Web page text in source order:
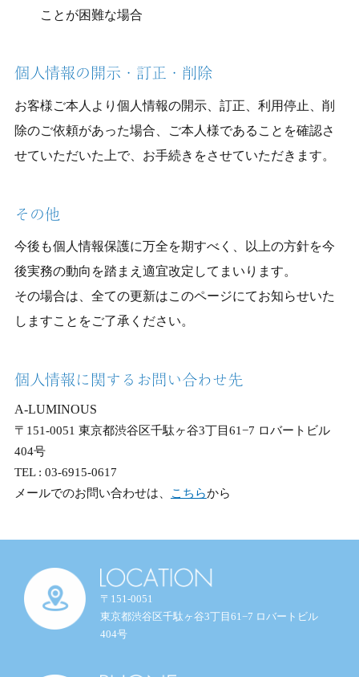
ことが困難な場合
個人情報の開示・訂正・削除
お客様ご本人より個人情報の開示、訂正、利用停止、削
除のご依頼があった場合、ご本人様であることを確認さ
せていただいた上で、お手続きをさせていただきます。
その他
今後も個人情報保護に万全を期すべく、以上の方針を今
後実務の動向を踏まえ適宜改定してまいります。
その場合は、全ての更新はこのページにてお知らせいた
しますことをご了承ください。
個人情報に関するお問い合わせ先
A-LUMINOUS
〒151-0051 東京都渋谷区千駄ヶ谷3丁目61−7 ロバートビル
404号
TEL : 03-6915-0617
メールでのお問い合わせは、
こちらから
〒151-0051
東京都渋谷区千駄ヶ谷3丁目61−7 ロバートビル
404号